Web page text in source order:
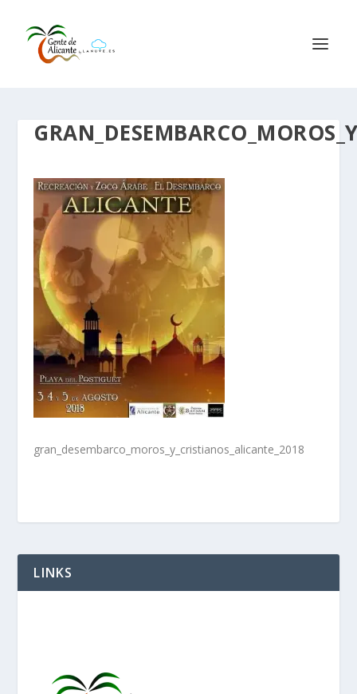
gran_desembarco_moros_y_cristianos_alicante_2018
LINKS